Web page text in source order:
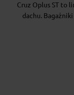
Cruz Oplus ST to
dachu.